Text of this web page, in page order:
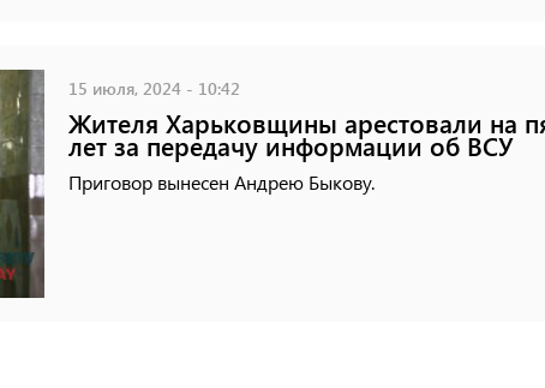
15 июля, 2024 - 10:42
Жителя Харьковщины арестовали на
лет за передачу информации об ВСУ
Приговор вынесен Андрею Быкову.